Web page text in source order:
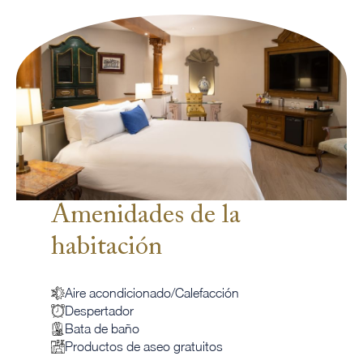
Amenidades de la
habitación
Aire acondicionado/Calefacción
Despertador
Bata de baño
Productos de aseo gratuitos